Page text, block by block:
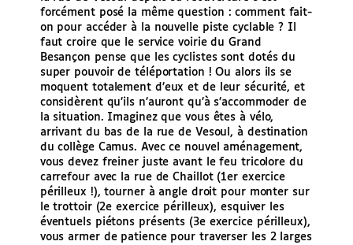
forcément posé la même question : comment fait-
on pour accéder à la nouvelle piste cyclable ? Il
faut croire que le service voirie du Grand
Besançon pense que les cyclistes sont dotés du
super pouvoir de téléportation ! Ou alors ils se
moquent totalement d’eux et de leur sécurité, et
considèrent qu’ils n’auront qu’à s’accommoder de
la situation. Imaginez que vous êtes à vélo,
arrivant du bas de la rue de Vesoul, à destination
du collège Camus. Avec ce nouvel aménagement,
vous devez freiner juste avant le feu tricolore du
carrefour avec la rue de Chaillot (1er exercice
périlleux !), tourner à angle droit pour monter sur
le trottoir (2e exercice périlleux), esquiver les
éventuels piétons présents (3e exercice périlleux),
vous armer de patience pour traverser les 2 larges